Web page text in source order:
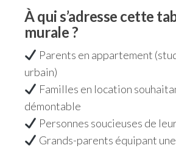
À qui s’adresse cette
murale ?
Parents en appartement
urbain)
Familles en location
démontable
Personnes soucieuses de
Grands-parents équipant